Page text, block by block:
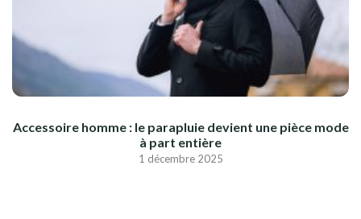
Accessoire homme : le parapluie devient une pièce mode
à part entière
1 décembre 2025